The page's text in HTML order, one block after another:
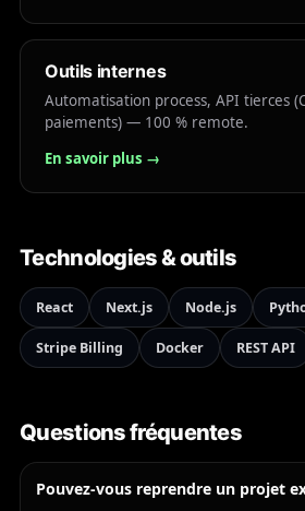
Outils internes
Automatisation process, API tierces
paiements) — 100 % remote.
En savoir plus →
Technologies & outils
React Next.js Node.js
Stripe Billing Docker REST API
Questions fréquentes
Pouvez-vous reprendre un projet